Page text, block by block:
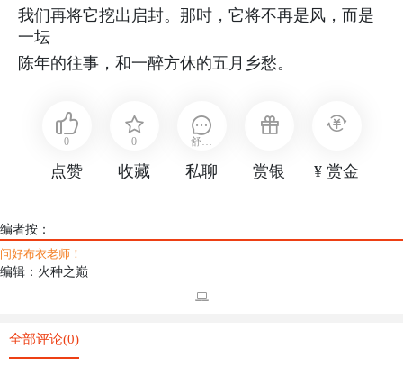
我们再将它挖出启封。那时，它将不再是风，而是
一坛
陈年的往事，和一醉方休的五月乡愁。
0
点赞
0
收藏
舒布
私聊 赏银 ¥ 赏金
编者按：
问好布衣老师！
编辑：火种之巅
全部评论(0)